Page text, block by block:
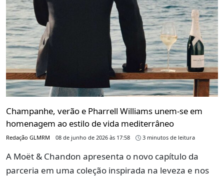
Champanhe, verão e Pharrell Williams unem-se em
homenagem ao estilo de vida mediterrâneo
Redação GLMRM 08 de junho de 2026 às 17:58 3 minutos de leitura
A Moët & Chandon apresenta o novo capítulo da
parceria em uma coleção inspirada na leveza e nos